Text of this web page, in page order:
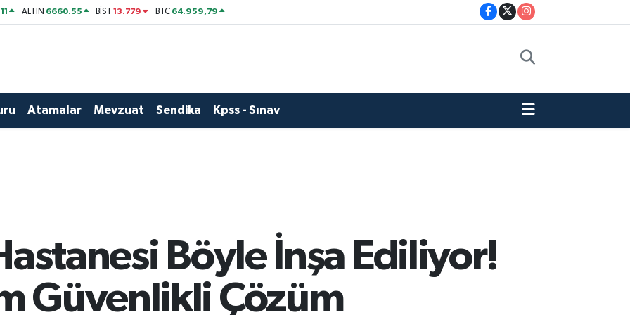
ALTIN 6660.55 BİST13.779 BTC 64.959,79
Atamalar Mevzuat Sendika Kpss - Sınav
Böyle İnşa Ediliyor!
Güvenlikli Çözüm